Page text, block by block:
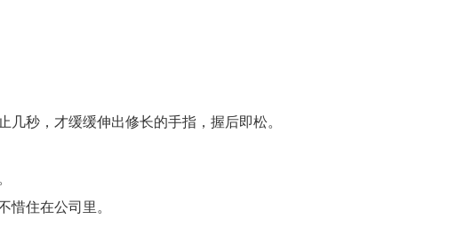
秒，才缓缓伸出修长的手指，握后即松。
惜住在公司里。